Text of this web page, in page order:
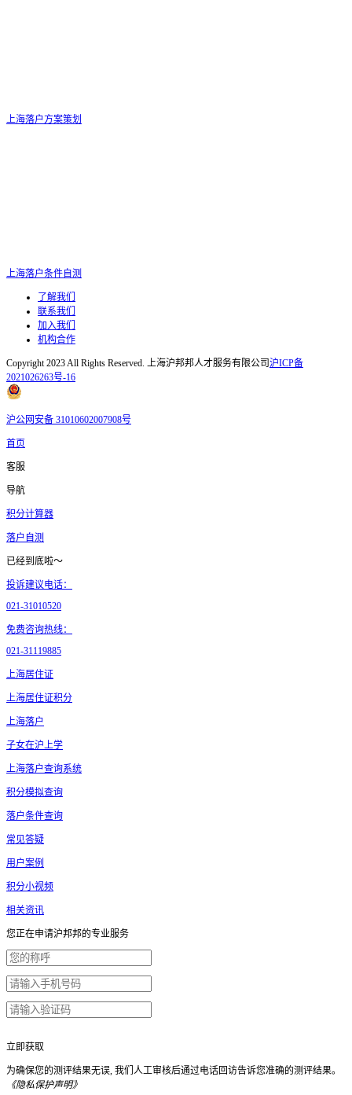
上海落户方案策划
上海落户条件自测
了解我们
联系我们
加入我们
机构合作
Copyright 2023 All Rights Reserved. 上海沪邦邦人才服务有限公司 沪ICP备
2021026263号-16
沪公网安备 31010602007908号
首页
客服
导航
积分计算器
落户自测
已经到底啦～
投诉建议电话：
021-31010520
免费咨询热线：
021-31119885
上海居住证
上海居住证积分
上海落户
子女在沪上学
上海落户查询系统
积分模拟查询
落户条件查询
常见答疑
用户案例
积分小视频
相关资讯
您正在申请沪邦邦的专业服务
立即获取
为确保您的测评结果无误, 我们人工审核后通过电话回访告诉您准确的测评结果。
《隐私保护声明》